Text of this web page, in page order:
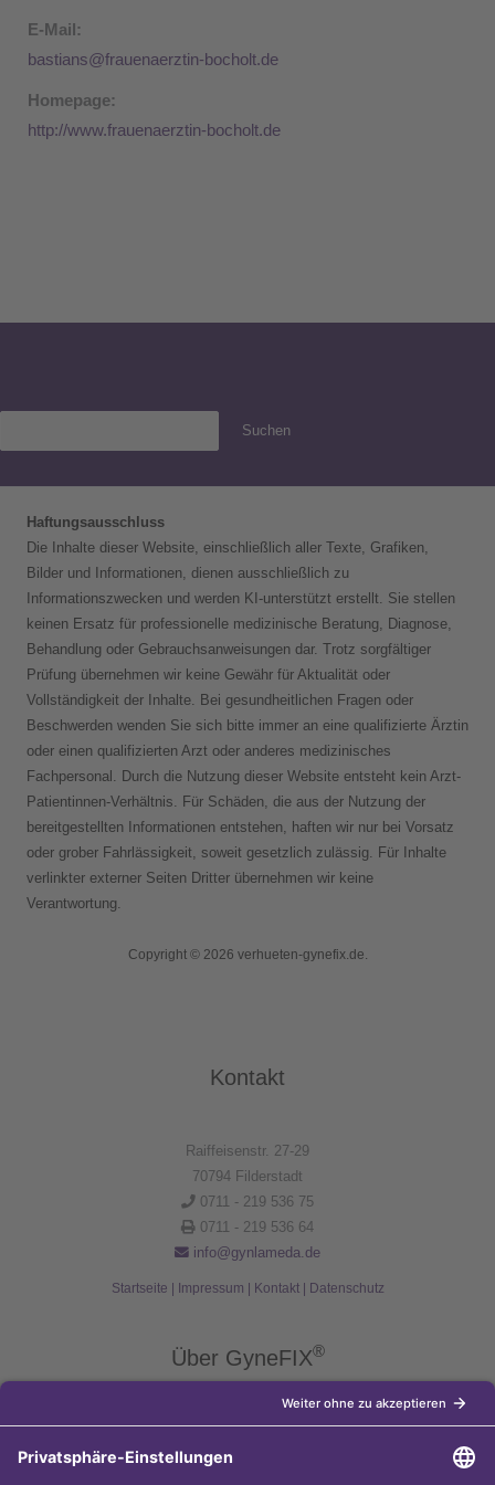
E-Mail:
bastians@frauenaerztin-bocholt.de
Homepage:
http://www.frauenaerztin-bocholt.de
Suchen
Haftungsausschluss
Die Inhalte dieser Website, einschließlich aller Texte, Grafiken,
Bilder und Informationen, dienen ausschließlich zu
Informationszwecken und werden KI-unterstützt erstellt. Sie stellen
keinen Ersatz für professionelle medizinische Beratung, Diagnose,
Behandlung oder Gebrauchsanweisungen dar. Trotz sorgfältiger
Prüfung übernehmen wir keine Gewähr für Aktualität oder
Vollständigkeit der Inhalte. Bei gesundheitlichen Fragen oder
Beschwerden wenden Sie sich bitte immer an eine qualifizierte Ärztin
oder einen qualifizierten Arzt oder anderes medizinisches
Fachpersonal. Durch die Nutzung dieser Website entsteht kein Arzt-
Patientinnen-Verhältnis. Für Schäden, die aus der Nutzung der
bereitgestellten Informationen entstehen, haften wir nur bei Vorsatz
oder grober Fahrlässigkeit, soweit gesetzlich zulässig. Für Inhalte
verlinkter externer Seiten Dritter übernehmen wir keine
Verantwortung.
Copyright © 2026 verhueten-gynefix.de.
Kontakt
Raiffeisenstr. 27-29
70794 Filderstadt
0711 - 219 536 75
0711 - 219 536 64
info@gynlameda.de
Startseite | Impressum | Kontakt| Datenschutz
Über GyneFIX®
Die Kupferkette GyneFIX®bietet als Weiterentwicklung der
Kupferspirale Frauen jeden Alters eine moderne Verhütungsmethode